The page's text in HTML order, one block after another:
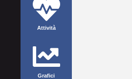
Attività
Grafici